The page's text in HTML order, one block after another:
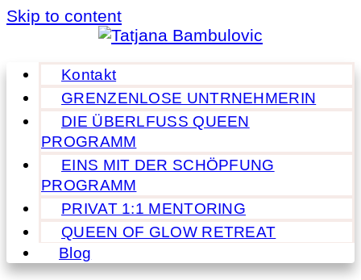
Skip to content
Kontakt
GRENZENLOSE UNTRNEHMERIN
DIE ÜBERLFUSS QUEEN
PROGRAMM
EINS MIT DER SCHÖPFUNG
PROGRAMM
PRIVAT 1:1 MENTORING
QUEEN OF GLOW RETREAT
Blog